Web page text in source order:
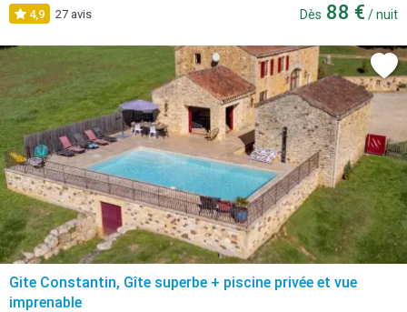
4,9 27 avis Dès 88 € / nuit
Gite Constantin, Gîte superbe + piscine privée et vue
imprenable